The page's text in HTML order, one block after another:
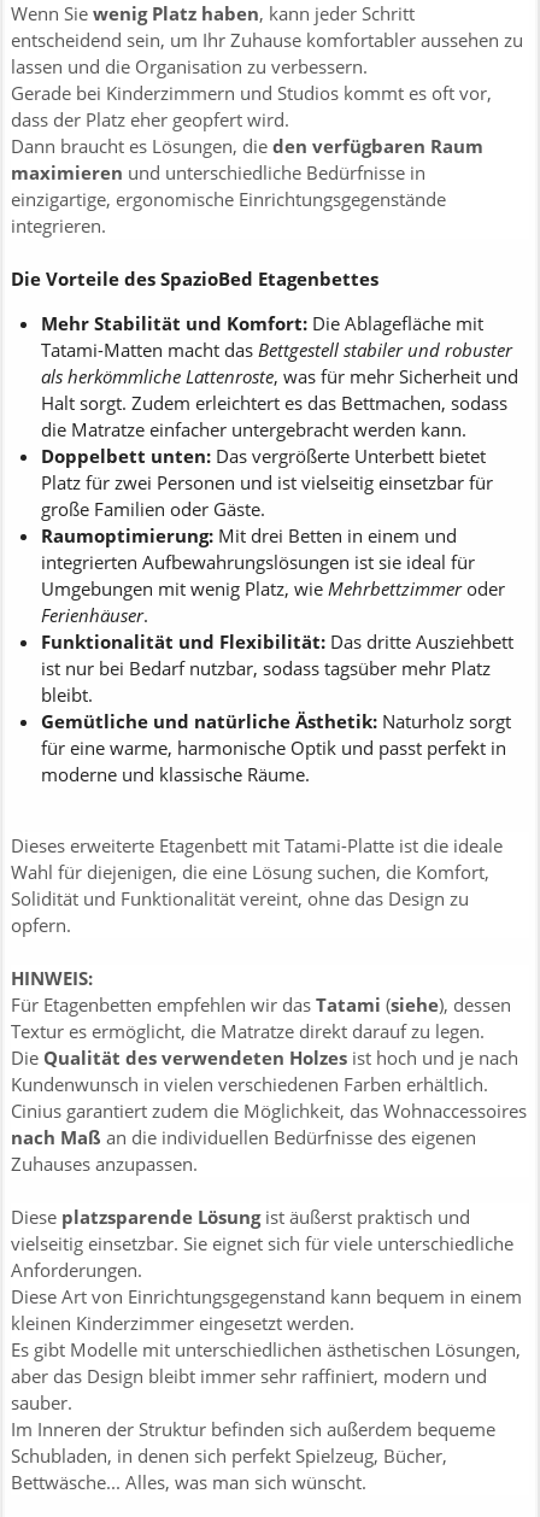
Wenn Sie wenig Platz haben, kann jeder Schritt
entscheidend sein, um Ihr Zuhause komfortabler aussehen zu
lassen und die Organisation zu verbessern.
Gerade bei Kinderzimmern und Studios kommt es oft vor,
dass der Platz eher geopfert wird.
Dann braucht es Lösungen, die den verfügbaren Raum
maximieren und unterschiedliche Bedürfnisse in
einzigartige, ergonomische Einrichtungsgegenstände
integrieren.
Die Vorteile des SpazioBed Etagenbettes
Mehr Stabilität und Komfort:Die Ablagefläche mit
Tatami-Matten macht das Bettgestell stabiler und robuster
als herkömmliche Lattenroste, was für mehr Sicherheit und
Halt sorgt. Zudem erleichtert es das Bettmachen, sodass
die Matratze einfacher untergebracht werden kann.
Doppelbett unten:Das vergrößerte Unterbett bietet
Platz für zwei Personen und ist vielseitig einsetzbar für
große Familien oder Gäste.
Raumoptimierung:Mit drei Betten in einem und
integrierten Aufbewahrungslösungen ist sie ideal für
Umgebungen mit wenig Platz, wie Mehrbettzimmeroder
Ferienhäuser.
Funktionalität und Flexibilität:Das dritte Ausziehbett
ist nur bei Bedarf nutzbar, sodass tagsüber mehr Platz
bleibt.
Gemütliche und natürliche Ästhetik:Naturholz sorgt
für eine warme, harmonische Optik und passt perfekt in
moderne und klassische Räume.
Dieses erweiterte Etagenbett mit Tatami-Platte ist die ideale
Wahl für diejenigen, die eine Lösung suchen, die Komfort,
Solidität und Funktionalität vereint, ohne das Design zu
opfern.
HINWEIS:
Für Etagenbetten empfehlen wir das Tatami (siehe), dessen
Textur es ermöglicht, die Matratze direkt darauf zu legen.
Die Qualität des verwendeten Holzesist hoch und je nach
Kundenwunsch in vielen verschiedenen Farben erhältlich.
Cinius garantiert zudem die Möglichkeit, das Wohnaccessoires
nach Maß an die individuellen Bedürfnisse des eigenen
Zuhauses anzupassen.
Diese platzsparende Lösungist äußerst praktisch und
vielseitig einsetzbar. Sie eignet sich für viele unterschiedliche
Anforderungen.
Diese Art von Einrichtungsgegenstand kann bequem in einem
kleinen Kinderzimmer eingesetzt werden.
Es gibt Modelle mit unterschiedlichen ästhetischen Lösungen,
aber das Design bleibt immer sehr raffiniert, modern und
sauber.
Im Inneren der Struktur befinden sich außerdem bequeme
Schubladen, in denen sich perfekt Spielzeug, Bücher,
Bettwäsche... Alles, was man sich wünscht.